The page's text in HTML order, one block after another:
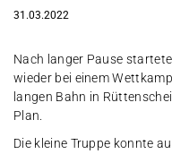
31.03.2022
Nach langer Pause
wieder bei einem
langen Bahn in
Plan.
Die kleine Truppe konnte